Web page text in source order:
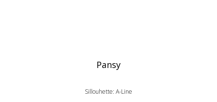
Pansy
Sillouhette: A-Line